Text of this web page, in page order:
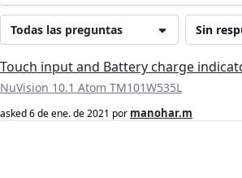
Sin
Todas las preguntas
Touch input and Battery charge
NuVision 10.1 Atom TM101W535L
asked6 de ene. de 2021 por manohar.m